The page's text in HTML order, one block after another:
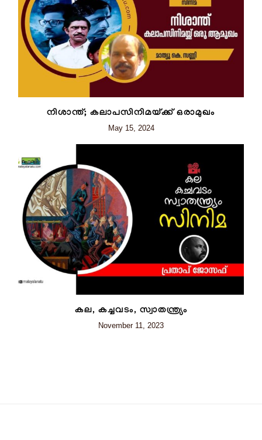
നിശാന്ത്; കലാപസിനിമയ്ക്ക്‌ ഒരാമുഖം
May 15, 2024
കല, കച്ചവടം, സ്വാതന്ത്ര്യം
November 11, 2023